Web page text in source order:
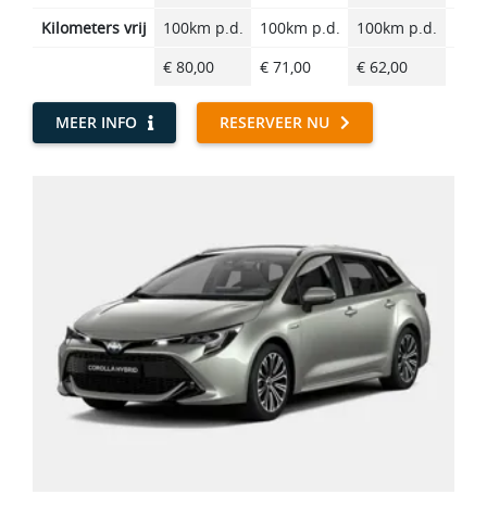
Kilometers vrij
100km p.d. 100km p.d. 100km p.d.
€ 80,00
€ 71,00 € 62,00
MEER INFO RESERVEER NU